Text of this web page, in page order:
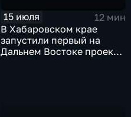
15 июля
12 мин
В Хабаровском крае
запустили первый на
Дальнем Востоке проект